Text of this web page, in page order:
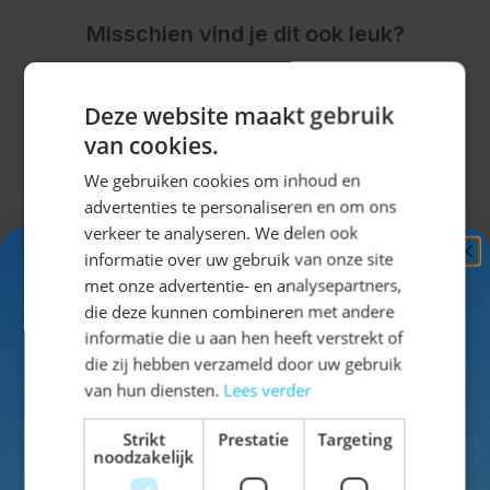
Misschien vind je dit ook leuk?
Deze website maakt gebruik
van cookies.
We gebruiken cookies om inhoud en
advertenties te personaliseren en om ons
verkeer te analyseren. We delen ook
informatie over uw gebruik van onze site
met onze advertentie- en analysepartners,
die deze kunnen combineren met andere
informatie die u aan hen heeft verstrekt of
die zij hebben verzameld door uw gebruik
van hun diensten. Lees verder
Strikt
noodzakelijk
Prestatie Targeting
Ontvang5%
KORTING!
Schrijf je nuin voor de nieuwsbrief en ontvang toegang
tot exclusieve kortingen!
Voor- en achternaam